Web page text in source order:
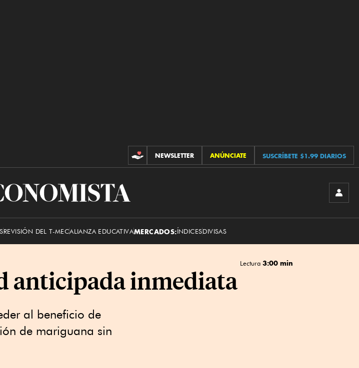
CONTRIBUCIONES
NEWSLETTER ANÚNCIATE SUSCRÍBETE $1.99 DIARIOS
El
REVISIÓN DEL T-MECALIANZA EDUCATIVAMERCADOS:ÍNDICESDIVISAS
Lectura 3:00 min
anticipada inmediata
al beneficio de
de mariguana sin